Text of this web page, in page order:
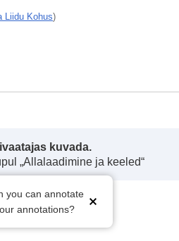
Liidu Kohus)
kuvada.
„Allalaadimine ja keeled“
you can annotate
annotations?